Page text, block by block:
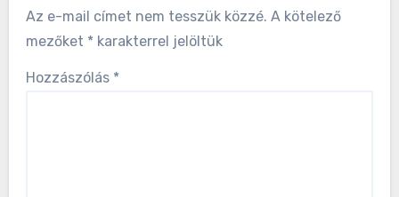
Az e-mail címet nem tesszük közzé. A kötelező
mezőket * karakterrel jelöltük
Hozzászólás *